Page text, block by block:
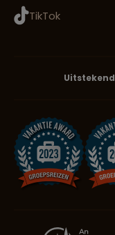
TikTok
Uitstekend